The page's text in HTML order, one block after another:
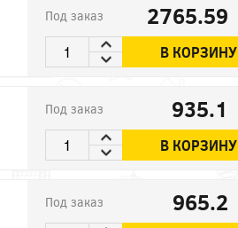
Под заказ 2765.59
В КОРЗИНУ
Под заказ 935.1
В КОРЗИНУ
Под заказ 965.2